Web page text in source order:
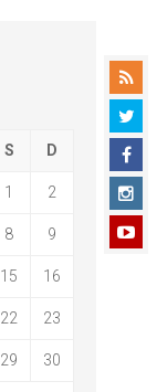
S D
1 2
8 9
15 16
22 23
29 30